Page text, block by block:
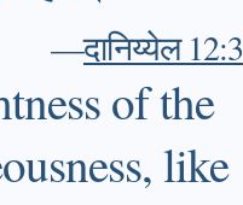
—दानिय्येल 12:3
of the
like